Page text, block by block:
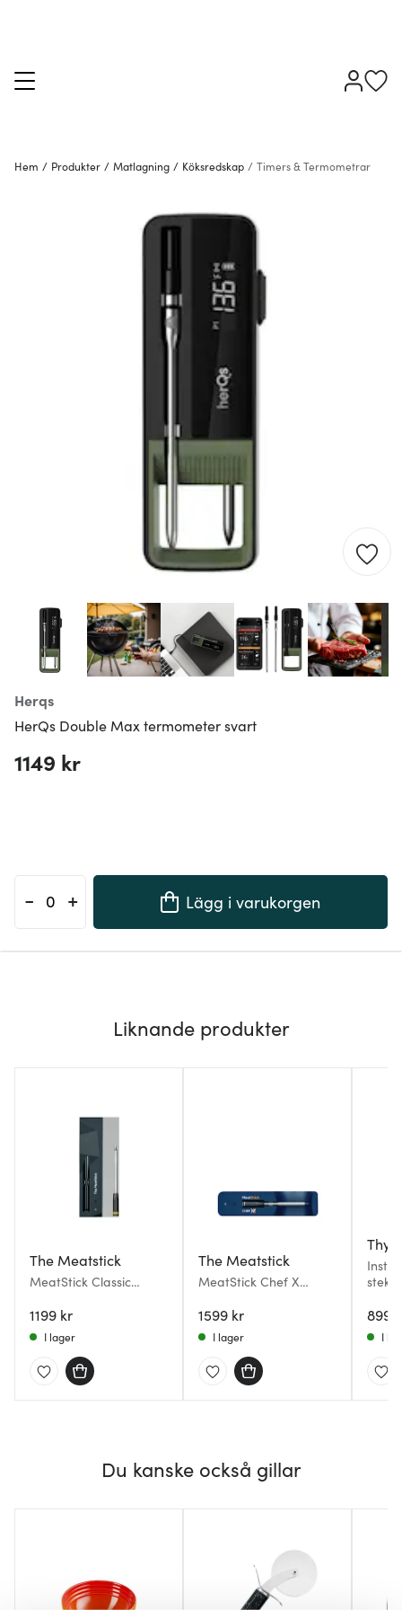
Hem / Produkter / Matlagning / Köksredskap / Timers & Termometrar
Herqs
HerQs Double Max termometer svart
1149 kr
- + Lägg i varukorgen
Liknande produkter
The Meatstick
MeatStick Classic
1199 kr
I lager
The Meatstick
MeatStick Chef X
1599 kr
I lager
899
I
Du kanske också gillar